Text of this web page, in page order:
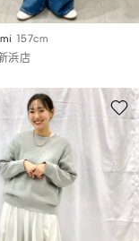
157cm
浜店